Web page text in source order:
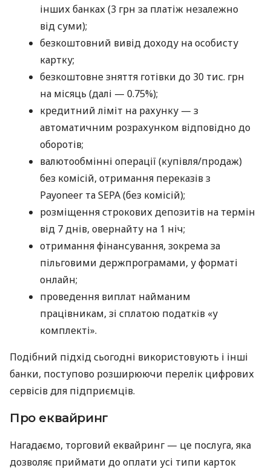
інших банках (3 грн за платіж незалежно
від суми);
безкоштовний вивід доходу на особисту
картку;
безкоштовне зняття готівки до 30 тис. грн
на місяць (далі — 0.75%);
кредитний ліміт на рахунку — з
автоматичним розрахунком відповідно до
оборотів;
валютообмінні операції (купівля/продаж)
без комісій, отримання переказів з
Payoneer та SEPA (без комісій);
розміщення строкових депозитів на термін
від 7 днів, овернайту на 1 ніч;
отримання фінансування, зокрема за
пільговими держпрограмами, у форматі
онлайн;
проведення виплат найманим
працівникам, зі сплатою податків «у
комплекті».
Подібний підхід сьогодні використовують і інші
банки, поступово розширюючи перелік цифрових
сервісів для підприємців.
Про еквайринг
Нагадаємо, торговий еквайринг — це послуга, яка
дозволяє приймати до оплати усі типи карток